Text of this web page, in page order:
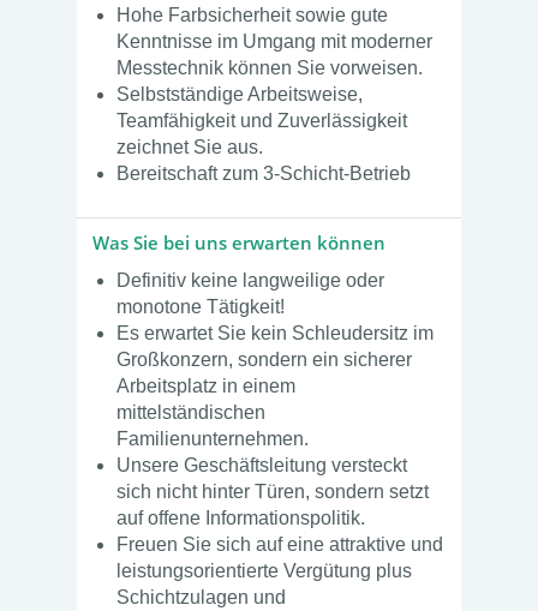
Hohe Farbsicherheit sowie gute
Kenntnisse im Umgang mit moderner
Messtechnik können Sie vorweisen.
Selbstständige Arbeitsweise,
Teamfähigkeit und Zuverlässigkeit
zeichnet Sie aus.
Bereitschaft zum 3-Schicht-Betrieb
Was Sie bei uns erwarten können
Definitiv keine langweilige oder
monotone Tätigkeit!
Es erwartet Sie kein Schleudersitz im
Großkonzern, sondern ein sicherer
Arbeitsplatz in einem
mittelständischen
Familienunternehmen.
Unsere Geschäftsleitung versteckt
sich nicht hinter Türen, sondern setzt
auf offene Informationspolitik.
Freuen Sie sich auf eine attraktive und
leistungsorientierte Vergütung plus
Schichtzulagen und